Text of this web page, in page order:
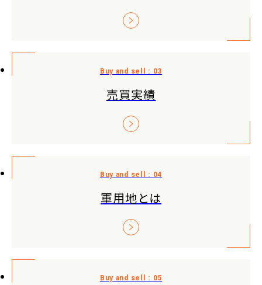
売買実績
軍用地とは